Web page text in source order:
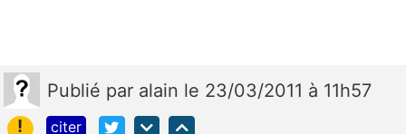
Publié par alain le 23/03/2011 à 11h57
!
citer